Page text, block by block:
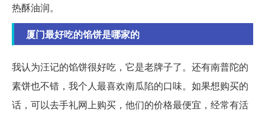
热酥油润。
厦门最好吃的馅饼是哪家的
我认为汪记的馅饼很好吃，它是老牌子了。还有南普陀的
素饼也不错，我个人最喜欢南瓜陷的口味。如果想购买的
话，可以去手礼网上购买，他们的价格最便宜，经常有活